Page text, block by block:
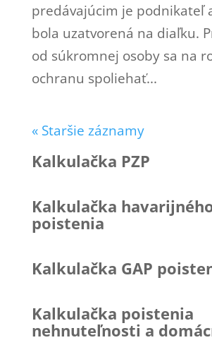
predávajúcim je podnikateľ
bola uzatvorená na diaľku.
od súkromnej osoby sa na
ochranu spoliehať...
« Staršie záznamy
Kalkulačka PZP
Kalkulačka
poistenia
Kalkulačka GAP
Kalkulačka poistenia
nehnuteľnosti a